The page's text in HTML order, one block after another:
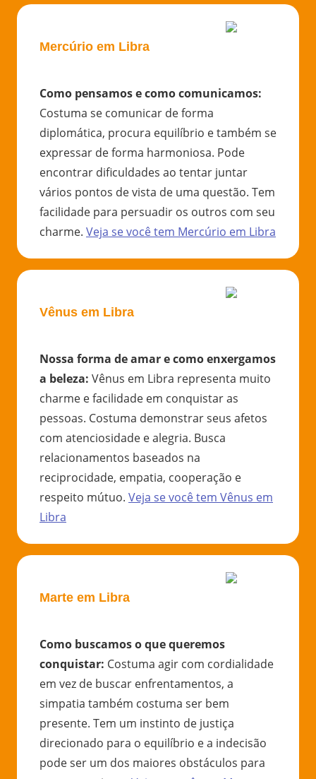
Mercúrio em Libra
Como pensamos e como comunicamos:
Costuma se comunicar de forma
diplomática, procura equilíbrio e também se
expressar de forma harmoniosa. Pode
encontrar dificuldades ao tentar juntar
vários pontos de vista de uma questão. Tem
facilidade para persuadir os outros com seu
charme. Veja se você tem Mercúrio em Libra
Vênus em Libra
Nossa forma de amar e como enxergamos
a beleza: Vênus em Libra representa muito
charme e facilidade em conquistar as
pessoas. Costuma demonstrar seus afetos
com atenciosidade e alegria. Busca
relacionamentos baseados na
reciprocidade, empatia, cooperação e
respeito mútuo. Veja se você tem Vênus em
Libra
Marte em Libra
Como buscamos o que queremos
conquistar: Costuma agir com cordialidade
em vez de buscar enfrentamentos, a
simpatia também costuma ser bem
presente. Tem um instinto de justiça
direcionado para o equilíbrio e a indecisão
pode ser um dos maiores obstáculos para